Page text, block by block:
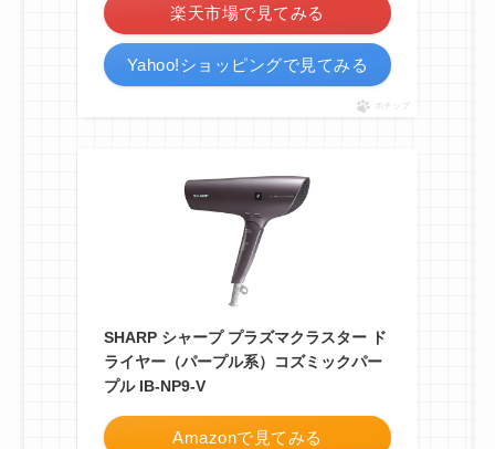
楽天市場で見てみる
Yahoo!ショッピングで見てみる
ポチップ
SHARP シャープ プラズマクラスター ド
ライヤー（パープル系）コズミックパー
プル IB-NP9-V
Amazonで見てみる